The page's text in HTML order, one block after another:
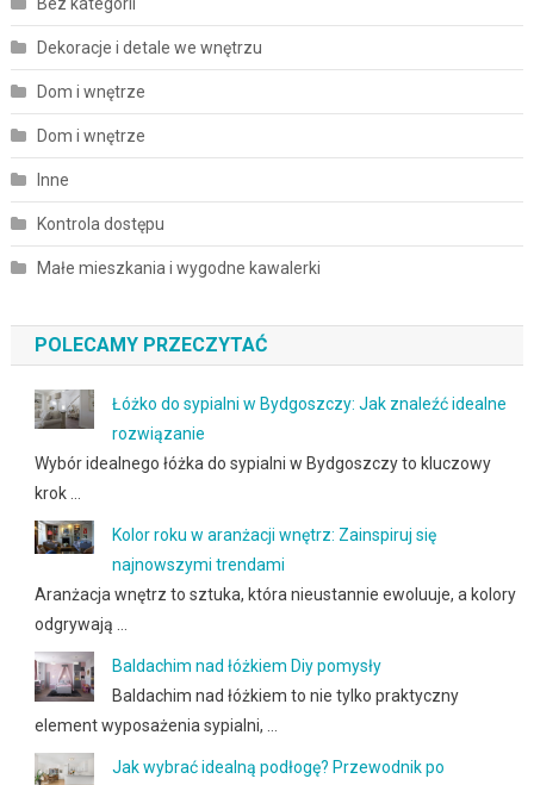
Dekoracje i detale we wnętrzu
Dom i wnętrze
Dom i wnętrze
Inne
Kontrola dostępu
Małe mieszkania i wygodne kawalerki
POLECAMY PRZECZYTAĆ
Łóżko do sypialni w Bydgoszczy: Jak znaleźć idealne
rozwiązanie
Wybór idealnego łóżka do sypialni w Bydgoszczy to kluczowy
krok …
Kolor roku w aranżacji wnętrz: Zainspiruj się
najnowszymi trendami
Aranżacja wnętrz to sztuka, która nieustannie ewoluuje, a kolory
odgrywają …
Baldachim nad łóżkiem Diy pomysły
Baldachim nad łóżkiem to nie tylko praktyczny
element wyposażenia sypialni, …
Jak wybrać idealną podłogę? Przewodnik po